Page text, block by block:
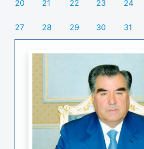
20 21 22 23 24
27 28 29 30 31